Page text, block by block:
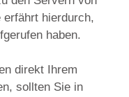
erfährt hierdurch,
haben.
direkt Ihrem
sollten Sie in